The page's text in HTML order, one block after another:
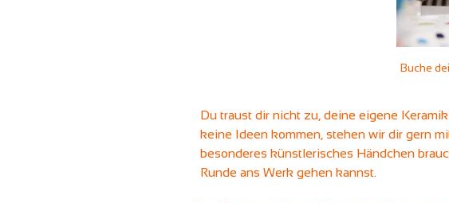
Buche
Du traust dir nicht zu, deine eigene
keine Ideen kommen, stehen wir dir gern
besonderes künstlerisches Händchen
Runde ans Werk gehen kannst.